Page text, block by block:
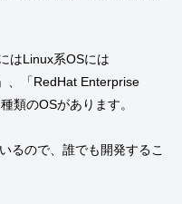
はLinux系OSには
、「RedHat Enterprise
類のOSがあります。
るので、誰でも開発するこ